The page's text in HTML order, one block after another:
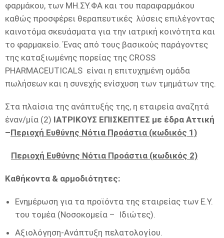
φαρμάκου, των ΜH.ΣΥ.ΦΑ και του παραφαρμάκου
καθώς προσφέρει θεραπευτικές λύσεις επιλέγοντας
καινοτόμα σκευάσματα για την ιατρική κοινότητα και
το φαρμακείο. Ένας από τους βασικούς παράγοντες
της καταξιωμένης πορείας της CROSS
PHARMACEUTICALS είναι η επιτυχημένη ομάδα
πωλήσεων και η συνεχής ενίσχυση των τμημάτων της.
Στα πλαίσια της ανάπτυξής της, η εταιρεία αναζητά
έναν/μία (2) ΙΑΤΡΙΚΟΥΣ ΕΠΙΣΚΕΠΤΕΣ με έδρα Αττική
–Περιοχή Ευθύνης Νότια Προάστια (κωδικός 1)
Περιοχή Ευθύνης Νότια Προάστια (κωδικός 2)
Καθήκοντα & αρμοδιότητες:
Ενημέρωση για τα προϊόντα της εταιρείας των Ε.Υ.
του τομέα (Νοσοκομεία – Ιδιώτες).
Αξιολόγηση-Ανάπτυξη πελατολογίου.